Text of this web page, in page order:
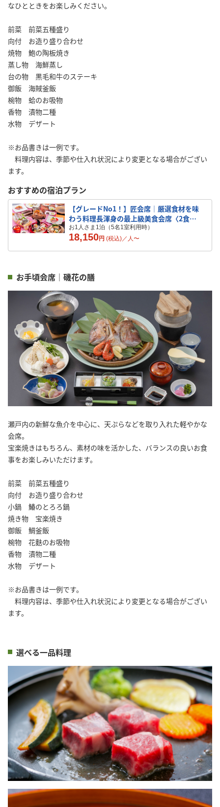
なひとときをお楽しみください。
前菜 前菜五種盛り
向付 お造り盛り合わせ
焼物 鮑の陶板焼き
蒸し物 海鮮蒸し
台の物 黒毛和牛のステーキ
御飯 海賊釜飯
椀物 蛤のお吸物
香物 漬物二種
水物 デザート
※お品書きは一例です。
料理内容は、季節や仕入れ状況により変更となる場合がござい
ます。
おすすめの宿泊プラン
【グレードNo1！】匠会席｜厳選食材を味
わう料理長渾身の最上級美食会席〈2食
付〉
お1人さま1泊（5名1室利用時）
18,150円 (税込)／ 人〜
お手頃会席｜磯花の膳
瀬戸内の新鮮な魚介を中心に、天ぷらなどを取り入れた軽やかな
会席。
宝楽焼きはもちろん、素材の味を活かした、バランスの良いお食
事をお楽しみいただけます。
前菜 前菜五種盛り
向付 お造り盛り合わせ
小鍋 鰆のとろろ鍋
焼き物 宝楽焼き
御飯 鯛釜飯
椀物 花麩のお吸物
香物 漬物二種
水物 デザート
※お品書きは一例です。
料理内容は、季節や仕入れ状況により変更となる場合がござい
ます。
選べる一品料理